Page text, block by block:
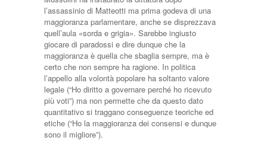
l’assassinio di Matteotti ma prima godeva di una
maggioranza parlamentare, anche se disprezzava
quell’aula «sorda e grigia». Sarebbe ingiusto
giocare di paradossi e dire dunque che la
maggioranza è quella che sbaglia sempre, ma è
certo che non sempre ha ragione. In politica
l’appello alla volontà popolare ha soltanto valore
legale (“Ho diritto a governare perché ho ricevuto
più voti”) ma non permette che da questo dato
quantitativo si traggano conseguenze teoriche ed
etiche (“Ho la maggioranza dei consensi e dunque
sono il migliore”).